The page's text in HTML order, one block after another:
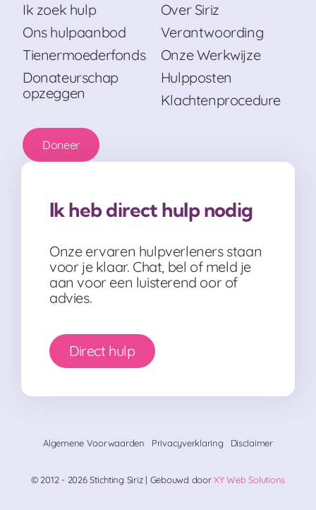
Ik zoek hulp
Ons hulpaanbod
Tienermoederfonds
Donateurschap
opzeggen
Doneer
Over Siriz
Verantwoording
Onze Werkwijze
Hulpposten
Klachtenprocedure
Ik heb direct hulp nodig
Onze ervaren hulpverleners staan
voor je klaar. Chat, bel of meld je
aan voor een luisterend oor of
advies.
Direct hulp
Algemene Voorwaarden Privacyverklaring Disclaimer
© 2012 - 2026 Stichting Siriz | Gebouwd doorXY Web Solutions